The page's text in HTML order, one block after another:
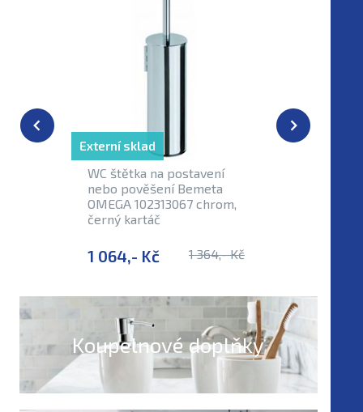
WC štětka na postavení
nebo pověšení Bemeta
OMEGA 102313067 chrom,
černý kartáč
1 064,- Kč 1 364,- Kč
Externí sklad Externí
Koupelnové doplňky